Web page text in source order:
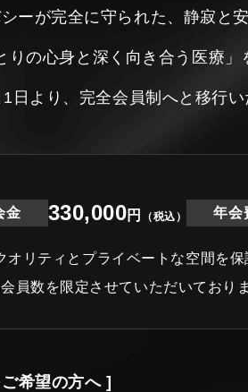
シーが完全に守られた、静寂と
りの心身と深く向き合う医療
日より、完全会員制へと移行
金 330,000円 （税込） 年会
オリティとプライベートな空間を保
員数を限定させていただいており
希望の方へ ]